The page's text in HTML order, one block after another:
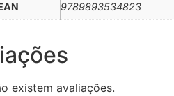
9789893534823
existem avaliações.